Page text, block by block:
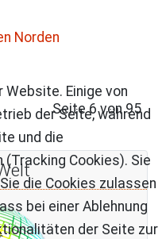
Norden
Seite 6 von 95
Einige von
der Seite, während
und die
Cookies). Sie
die Cookies zulassen
bei einer Ablehnung
der Seite zur